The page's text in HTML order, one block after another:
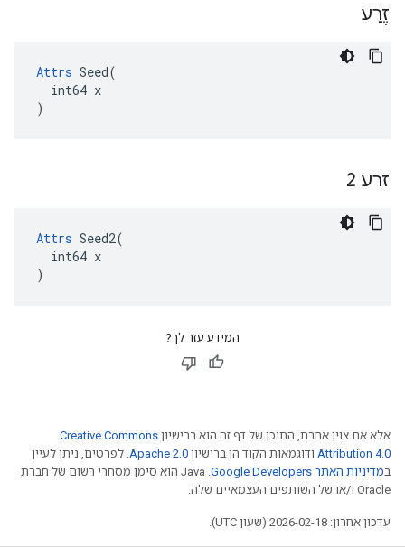
זֶרַע
Attrs Seed(
  int64 x
)
זרע 2
Attrs Seed2(
  int64 x
)
המידע עזר לך?
אלא אם צוין אחרת, התוכן של דף זה הוא ברישיון Creative Commons
Attribution 4.0 ודוגמאות הקוד הן ברישיון Apache 2.0. לפרטים, ניתן לעיין
במדיניות האתר Google Developers‏
.‏ Java הוא סימן מסחרי רשום של חברת
Oracle ו/או של השותפים העצמאיים שלה.
עדכון אחרון: 2026-02-18 (שעון UTC).